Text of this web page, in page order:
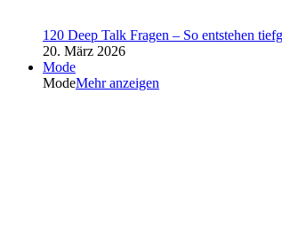
120 Deep Talk Fragen – So entstehen
20. März 2026
Mode
ModeMehr anzeigen